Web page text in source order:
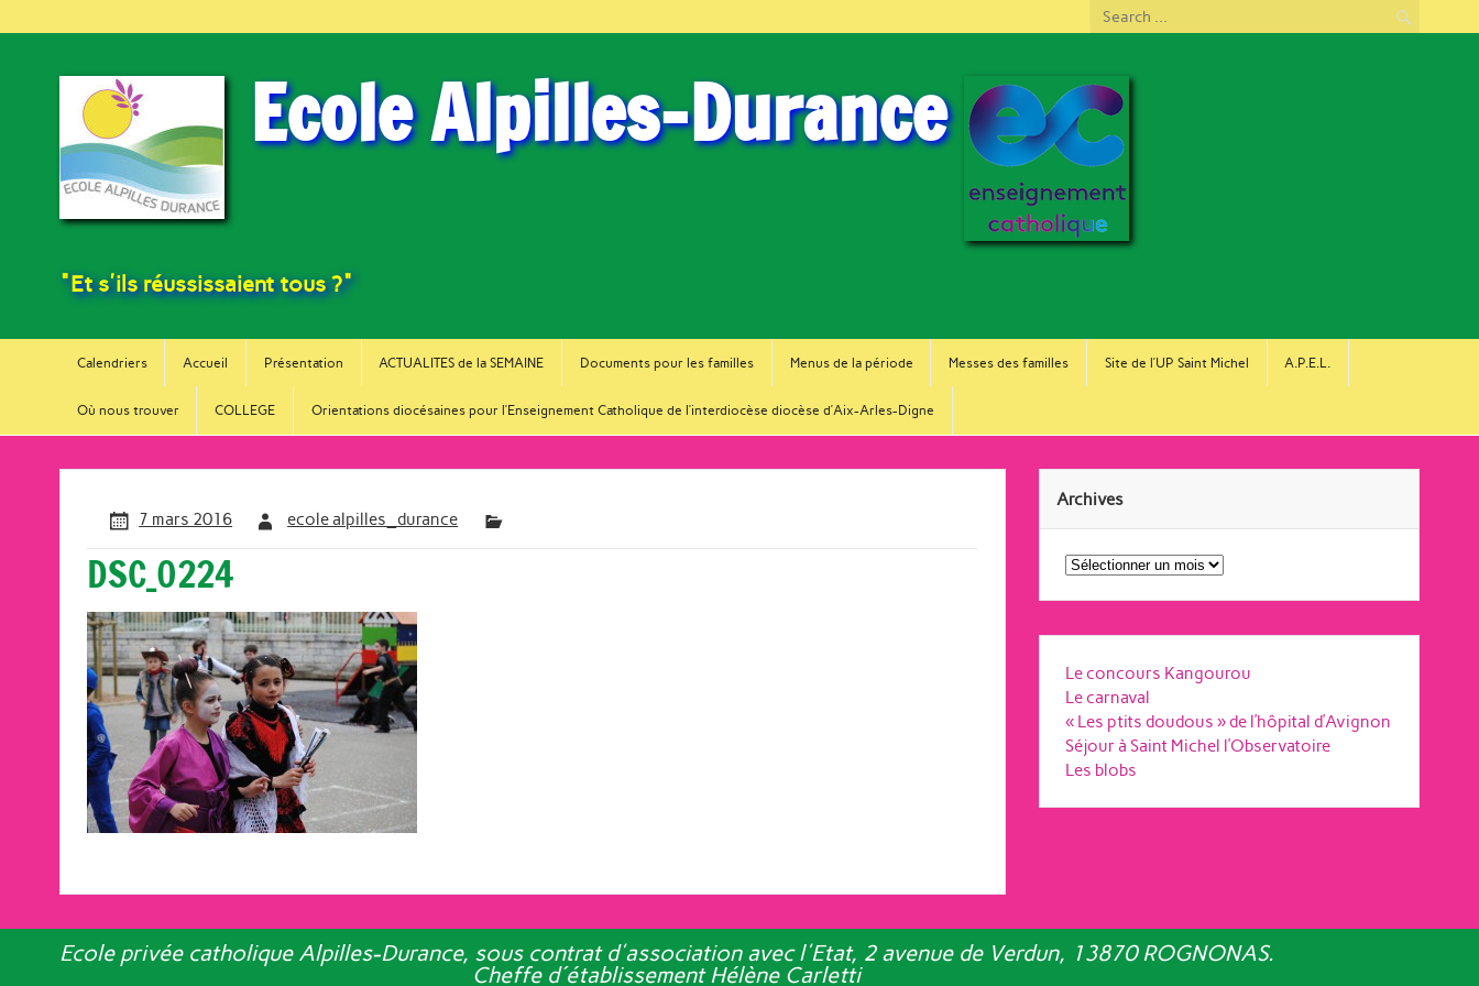
Ecole Alpilles-Durance
"Et s'ils réussissaient tous ?"
Calendriers Accueil Présentation ACTUALITES de la SEMAINE Documents pour les familles Menus de la période Messes des familles Site de l’UP Saint Michel A.P.E.L.
Où nous trouver COLLEGE Orientations diocésaines pour l’Enseignement Catholique de l’interdiocèse diocèse d’Aix-Arles-Digne
7 mars 2016 ecole alpilles_durance
DSC_0224
Archives
Archives
Le concours Kangourou
Le carnaval
« Les ptits doudous » de l’hôpital d’Avignon
Séjour à Saint Michel l’Observatoire
Les blobs
Ecole privée catholique Alpilles-Durance, sous contrat d'association avec l'Etat, 2 avenue de Verdun, 13870 ROGNONAS.
Cheffe d´établissement Hélène Carletti